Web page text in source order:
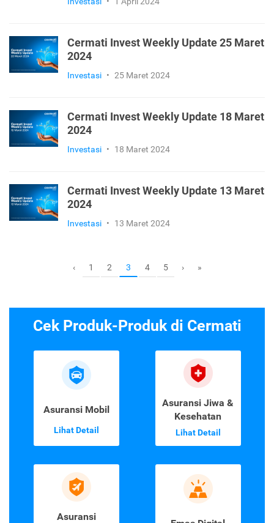
Cermati Invest Weekly Update 25 Maret
2024
Investasi • 25 Maret 2024
Cermati Invest Weekly Update 18 Maret
2024
Investasi • 18 Maret 2024
Cermati Invest Weekly Update 13 Maret
2024
Investasi • 13 Maret 2024
‹ 1 2 3 4 5 › »
Cek Produk-Produk di Cermati
Asuransi Mobil
Lihat Detail
Asuransi Jiwa &
Kesehatan
Lihat Detail
Asuransi